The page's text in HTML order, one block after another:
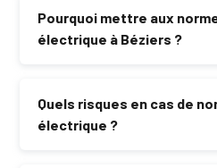
prises brûlées ou absence de
signaux d’alerte.
Pourquoi mettre aux
électrique à Béziers ?
conformité de votre
électrique.
Quels risques en cas de
électrique ?